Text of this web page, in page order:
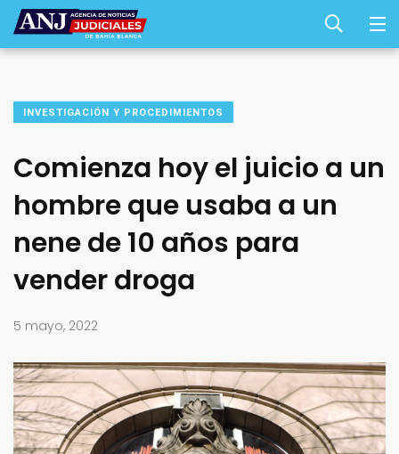
INVESTIGACIÓN Y PROCEDIMIENTOS
Comienza hoy el juicio a un
hombre que usaba a un
nene de 10 años para
vender droga
5 mayo, 2022